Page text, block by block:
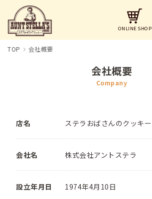
ONLINE SHOP
TOP 会社概要
会社概要
Company
店名 ステラおばさんのクッキー
会社名 株式会社アントステラ
設立年月日 1974年4月10日